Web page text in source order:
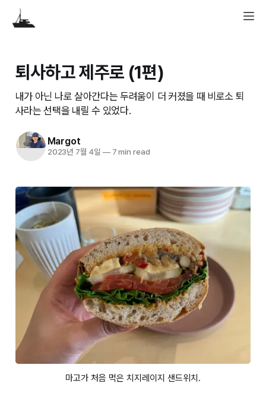
퇴사하고 제주로 (1편)
내가 아닌 나로 살아간다는 두려움이 더 커졌을 때 비로소 퇴
사라는 선택을 내릴 수 있었다.
Margot
2023년 7월 4일 —7 min read
마고가 처음 먹은 치지레이지 샌드위치.